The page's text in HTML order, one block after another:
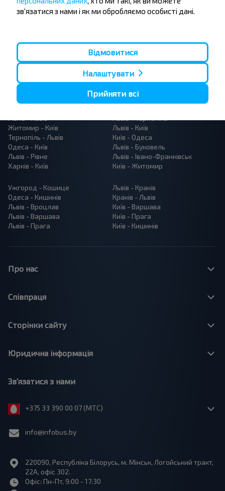
Популярні автобусні маршрути
Житомир - Київ
Тернопіль - Львів
Одеса - Київ
Львів - Рівне
Харків - Київ
Львів - Київ
Київ - Одеса
Львів - Буковель
Львів - Івано-Франківськ
Київ - Житомир
Ужгород - Кошице
Одеса - Кишинів
Львів - Вроцлав
Львів - Варшава
Львів - Прага
Львів - Краків
Краків - Львів
Київ - Варшава
Київ - Прага
Київ - Кишинів
Про нас
Співпраця
Сторінки сайту
Юридична інформація
Зв'язатися з нами
+375 33 390 00 07 (МТС)
info@infobus.by
220090, Республіка Білорусь, м. Мінськ, Логойський тракт,
22А, офіс 302.
Офіс: Пн-Пт, 9:00 - 17:30
зв'язатися з нами і як ми обробляємо особисті дані.
Відмовитися
Налаштувати
Прийняти всі